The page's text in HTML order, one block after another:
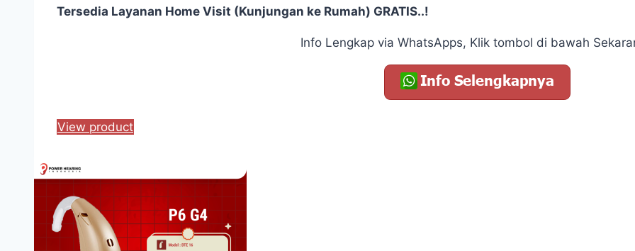
Tersedia Layanan Home Visit (Kunjungan ke Rumah) GRATIS..!
Info Lengkap via WhatsApps, Klik tombol di bawah
View product